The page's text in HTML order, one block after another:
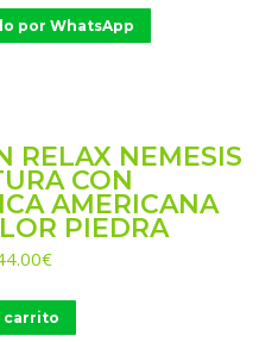
actual
es:
por WhatsApp
RELAX NEMESIS
CON
AMERICANA
PIEDRA
€El
actual
es:
carrito